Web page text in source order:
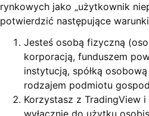
rynkowych jako „użytkownik
potwierdzić następujące
Jesteś osobą fizyczną
korporacją, funduszem
instytucją, spółką
rodzajem podmiotu
Korzystasz z TradingView